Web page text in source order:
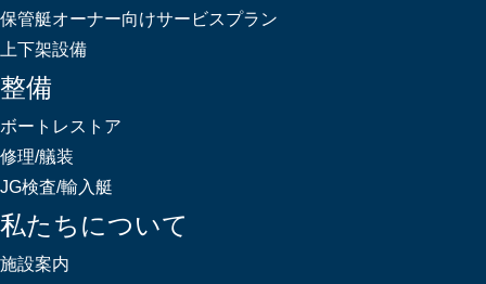
保管艇オーナー向けサービスプラン
上下架設備
整備
ボートレストア
修理/艤装
JG検査/輸入艇
私たちについて
施設案内